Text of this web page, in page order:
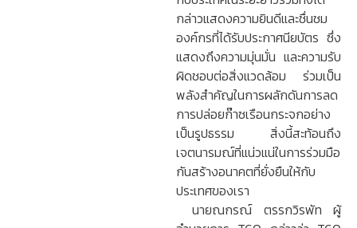
กล่าวแสดงความยินดีและชื่นชม
องค์กรที่ได้รับประกาศนียบัตร ซึ่ง
แสดงถึงความมุ่นมั่น และความรับ
ผิดชอบต่อสิ่งแวดล้อม ร่วมเป็น
พลังสำคัญในการผลักดันการลด
การปล่อยก๊าซเรือนกระจกอย่าง
เป็นรูปธรรม สิ่งนี้สะท้อนถึง
เจตนารมณ์ที่แน่วแน่ในการร่วมมือ
กันสร้างอนาคตที่ยั่งยืนให้กับ
ประเทศของเรา
นายณกรณ์ ตรรกวิรพัท ผู้